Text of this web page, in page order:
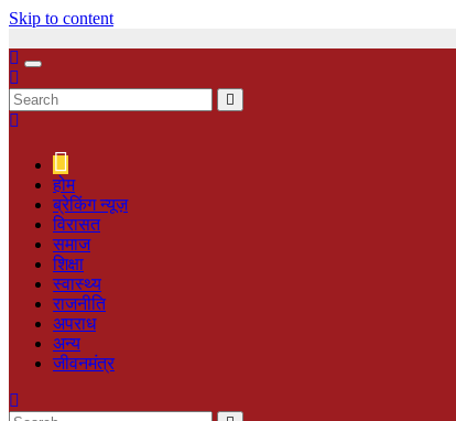
Skip to content
होम
ब्रेकिंग न्यूज़
‍‍विरासत
समाज
शिक्षा
स्वास्थ्य
राजनीति
अपराध
अन्य
जीवनमंत्र